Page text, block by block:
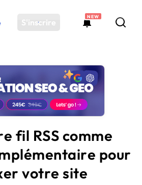
S'inscrire
NEW
fil RSS comme
pour
votre site